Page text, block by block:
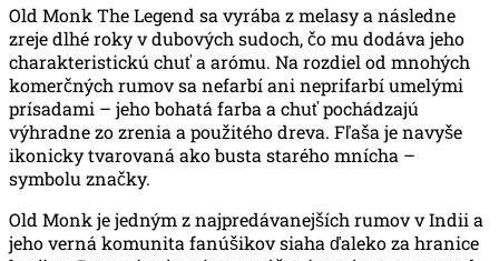
Old Monk The Legend sa vyrába z melasy a následne
zreje dlhé roky v dubových sudoch, čo mu dodáva jeho
charakteristickú chuť a arómu. Na rozdiel od mnohých
komerčných rumov sa nefarbí ani neprifarbí umelými
prísadami – jeho bohatá farba a chuť pochádzajú
výhradne zo zrenia a použitého dreva. Fľaša je navyše
ikonicky tvarovaná ako busta starého mnícha –
symbolu značky.
Old Monk je jedným z najpredávanejších rumov v Indii a
jeho verná komunita fanúšikov siaha ďaleko za hranice